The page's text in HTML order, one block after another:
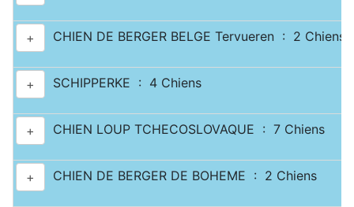
+ CHIEN DE BERGER BELGE Tervueren : 2 Chiens
+ SCHIPPERKE : 4 Chiens
+ CHIEN LOUP TCHECOSLOVAQUE : 7 Chiens
+ CHIEN DE BERGER DE BOHEME : 2 Chiens